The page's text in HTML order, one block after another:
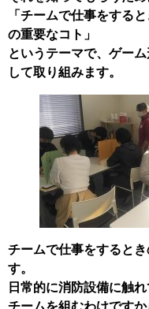
「チームで仕事をする
の重要なコト」
というテーマで、ゲー
して取り組みます。
チームで仕事をすると
す。
日常的に消防設備に触